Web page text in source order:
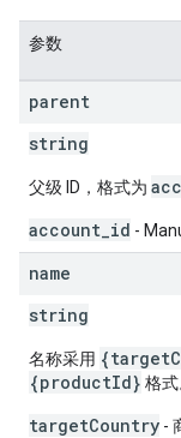
参数
parent
string
父级 ID，格式为
account_id -
name
string
名称采用
{productId} 格式
targetCountry -